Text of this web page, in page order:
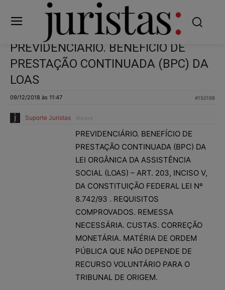
PREVIDENCIÁRIO. BENEFÍCIO DE
PRESTAÇÃO CONTINUADA (BPC) DA
LOAS
09/12/2018 às 11:47 #150198
Suporte Juristas Mestre
PREVIDENCIÁRIO. BENEFÍCIO DE
PRESTAÇÃO CONTINUADA (BPC) DA
LEI ORGÂNICA DA ASSISTÊNCIA
SOCIAL (LOAS) – ART. 203, INCISO V,
DA CONSTITUIÇÃO FEDERAL LEI Nº
8.742/93 . REQUISITOS
COMPROVADOS. REMESSA
NECESSÁRIA. CUSTAS. CORREÇÃO
MONETÁRIA. MATÉRIA DE ORDEM
PÚBLICA QUE NÃO DEPENDE DE
RECURSO VOLUNTÁRIO PARA O
TRIBUNAL DE ORIGEM.